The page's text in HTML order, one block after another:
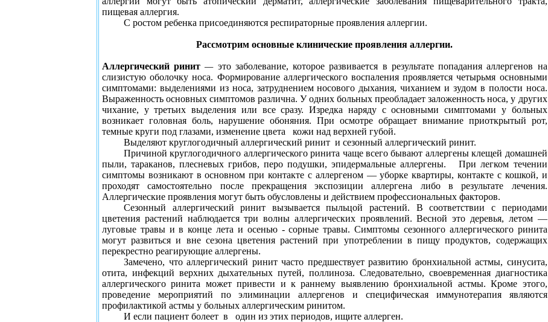
пищевая аллергия.
С ростом ребенка присоединяются респираторные проявления аллергии.
Рассмотрим основные клинические проявления аллергии.
Аллергический ринит— это заболевание, которое развивается в результате попадания аллергенов на
слизистую оболочку носа. Формирование аллергического воспаления проявляется четырьмя основными
симптомами: выделениями из носа, затруднением носового дыхания, чиханием и зудом в полости носа.
Выраженность основных симптомов различна. У одних больных преобладает заложенность носа, у других
чихание, у третьих выделения или все сразу. Изредка наряду с основными симптомами у больных
возникает головная боль, нарушение обоняния. При осмотре обращает внимание приоткрытый рот,
темные круги под глазами, изменение цвета
кожи над верхней губой.
Выделяют круглогодичный аллергический ринит и сезонный аллергический ринит.
Причиной круглогодичного аллергического ринита чаще всего бывают аллергены клещей домашней
пыли, тараканов, плесневых грибов, перо подушки, эпидермальные аллергены.
При легком течении
симптомы возникают в основном при контакте с аллергеном — уборке квартиры, контакте с кошкой, и
проходят самостоятельно после прекращения экспозиции аллергена либо в результате лечения.
Аллергические проявления могут быть обусловлены и действием профессиональных факторов.
Сезонный аллергический ринит вызывается пыльцой растений. В соответствии с периодами
цветения растений наблюдается три волны аллергических проявлений. Весной это деревья, летом —
луговые травы и в конце лета и осенью - сорные травы. Симптомы сезонного аллергического ринита
могут развиться и вне сезона цветения растений при употреблении в пищу продуктов, содержащих
перекрестно реагирующие аллергены.
Замечено, что аллергический ринит часто предшествует развитию бронхиальной астмы, синусита,
отита, инфекций верхних дыхательных путей, поллиноза. Следовательно, своевременная диагностика
аллергического ринита может привести и к раннему выявлению бронхиальной астмы. Кроме этого,
проведение мероприятий по элиминации аллергенов и специфическая иммунотерапия являются
профилактикой астмы у больных аллергическим ринитом.
И если пациент болеет в один из этих периодов, ищите аллерген.